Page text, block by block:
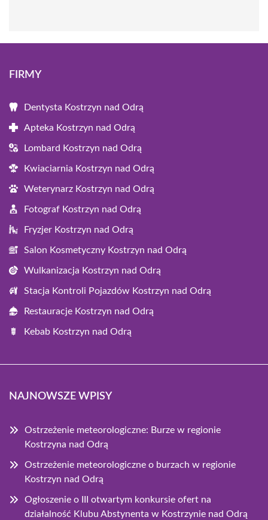
FIRMY
Dentysta Kostrzyn nad Odrą
Apteka Kostrzyn nad Odrą
Lombard Kostrzyn nad Odrą
Kwiaciarnia Kostrzyn nad Odrą
Weterynarz Kostrzyn nad Odrą
Fotograf Kostrzyn nad Odrą
Fryzjer Kostrzyn nad Odrą
Salon Kosmetyczny Kostrzyn nad Odrą
Wulkanizacja Kostrzyn nad Odrą
Stacja Kontroli Pojazdów Kostrzyn nad Odrą
Restauracje Kostrzyn nad Odrą
Kebab Kostrzyn nad Odrą
NAJNOWSZE WPISY
Ostrzeżenie meteorologiczne: Burze w regionie
Kostrzyna nad Odrą
Ostrzeżenie meteorologiczne o burzach w regionie
Kostrzyn nad Odrą
Ogłoszenie o III otwartym konkursie ofert na
działalność Klubu Abstynenta w Kostrzynie nad Odrą